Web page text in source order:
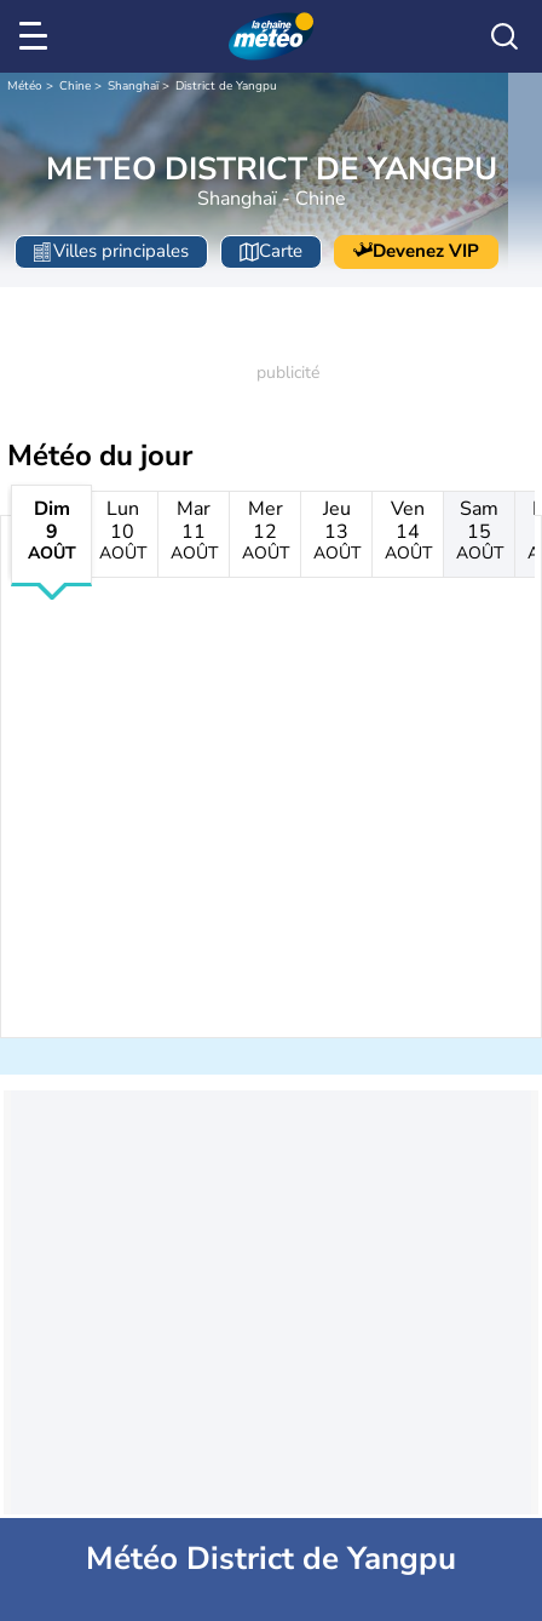
Météo Chine Shanghaï District de Yangpu
METEO DISTRICT DE YANGPU
Shanghaï - Chine
Villes principales Carte Devenez VIP
Météo du jour
Dim
9
AOÛT
Lun
10
AOÛT
Mar
11
AOÛT
Mer
12
AOÛT
Jeu
13
AOÛT
Ven
14
AOÛT
Sam
15
AOÛT
Météo District de Yangpu